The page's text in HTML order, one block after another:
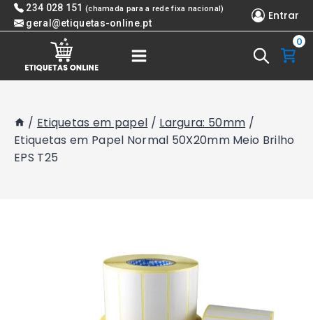
Skip 234 028 151 (chamada para a rede fixa nacional)
geral@etiquetas-online.pt
Entrar
0
/ Etiquetas em papel / Largura: 50mm /
Etiquetas em Papel Normal 50X20mm Meio Brilho
EPS T25